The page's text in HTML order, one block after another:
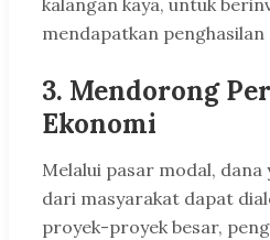
kalangan kaya, untuk
mendapatkan penghasilan
3. Mendorong
Ekonomi
Melalui pasar modal, dana
dari masyarakat dapat
proyek-proyek besar,